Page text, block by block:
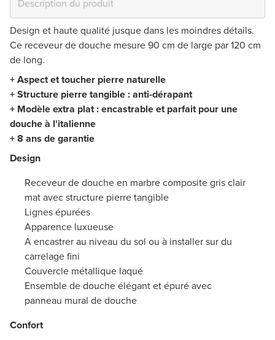
Design et haute qualité jusque dans les moindres détails.
Ce receveur de douche mesure 90 cm de large par 120 cm
de long.
+ Aspect et toucher pierre naturelle
+ Structure pierre tangible : anti-dérapant
+ Modèle extra plat : encastrable et parfait pour une
douche à l'italienne
+ 8 ans de garantie
Design
Receveur de douche en marbre composite gris clair
mat avec structure pierre tangible
Lignes épurées
Apparence luxueuse
A encastrer au niveau du sol ou à installer sur du
carrelage fini
Couvercle métallique laqué
Ensemble de douche élégant et épuré avec
panneau mural de douche
Confort